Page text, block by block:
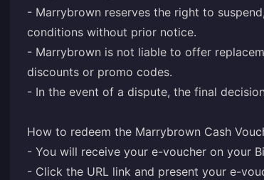
- Marrybrown reserves the right to
conditions without prior notice.
- Marrybrown is not liable to offer
discounts or promo codes.
- In the event of a dispute, the final
How to redeem the Marrybrown Cash
- You will receive your e-voucher on your
- Click the URL link and present your e-